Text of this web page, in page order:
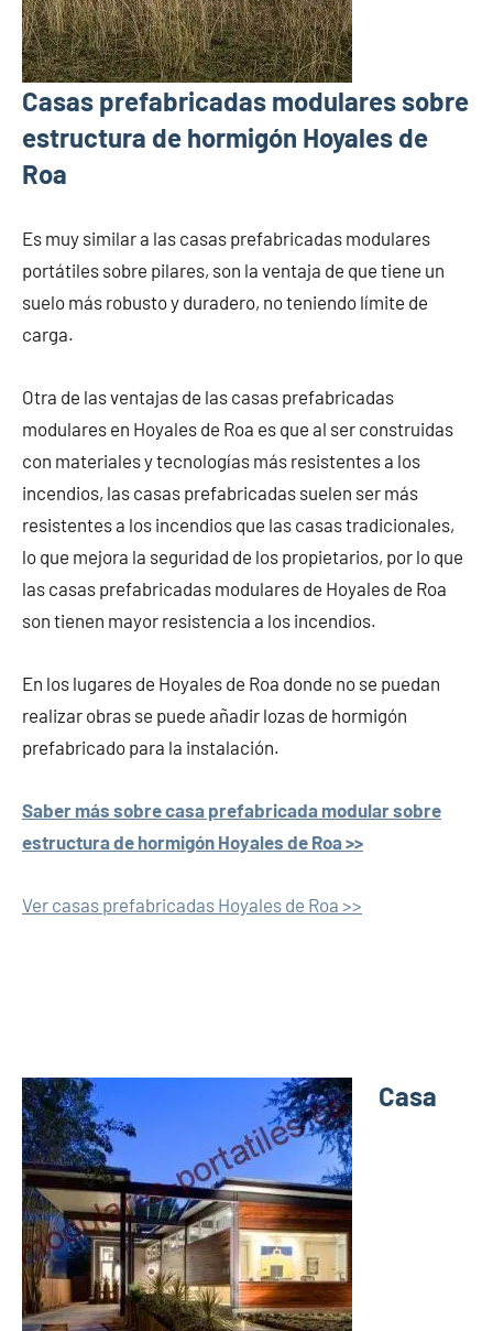
Casas prefabricadas modulares sobre
estructura de hormigón Hoyales de
Roa
Es muy similar a las casas prefabricadas modulares
portátiles sobre pilares, son la ventaja de que tiene un
suelo más robusto y duradero, no teniendo límite de
carga.
Otra de las ventajas de las casas prefabricadas
modulares en Hoyales de Roa es que al ser construidas
con materiales y tecnologías más resistentes a los
incendios, las casas prefabricadas suelen ser más
resistentes a los incendios que las casas tradicionales,
lo que mejora la seguridad de los propietarios, por lo que
las casas prefabricadas modulares de Hoyales de Roa
son tienen mayor resistencia a los incendios.
En los lugares de Hoyales de Roa donde no se puedan
realizar obras se puede añadir lozas de hormigón
prefabricado para la instalación.
Saber más sobre casa prefabricada modular sobre
estructura de hormigón Hoyales de Roa >>
Ver casas prefabricadas Hoyales de Roa >>
Casa